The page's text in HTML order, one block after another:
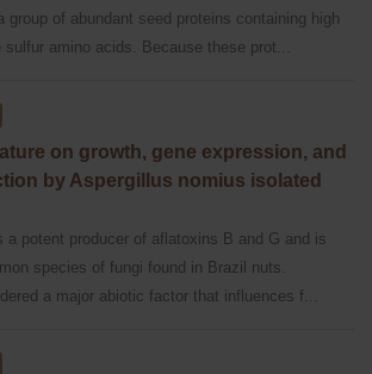
group of abundant seed proteins containing high
amino acids. Because these prot...
on growth, gene expression, and
by Aspergillus nomius isolated
a potent producer of aflatoxins B and G and is
species of fungi found in Brazil nuts.
a major abiotic factor that influences f...